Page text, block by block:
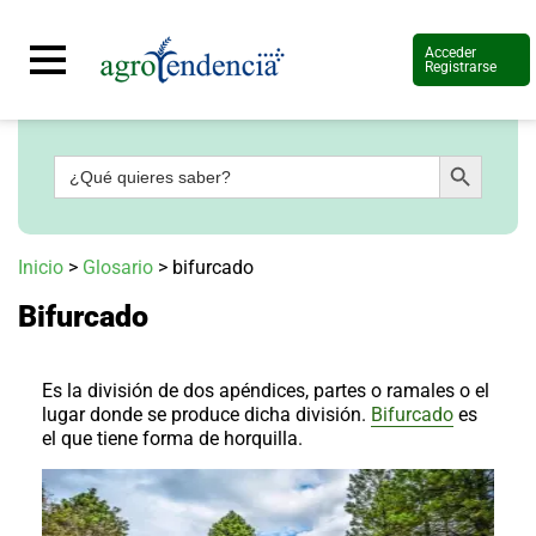
Acceder
Registrarse
Señal
en
más
Agrotendencia
Planes
Glosario
Agroshow
Regístrate
suscríbete
Contáctenos
Buscar: Botón de búsqueda
Inicio > Glosario > bifurcado
Bifurcado
Es la división de dos apéndices, partes o ramales o el
lugar donde se produce dicha división. Bifurcado es
el que tiene forma de horquilla.